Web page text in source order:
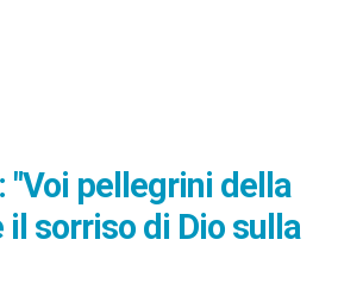
"Voi pellegrini della
il sorriso di Dio sulla